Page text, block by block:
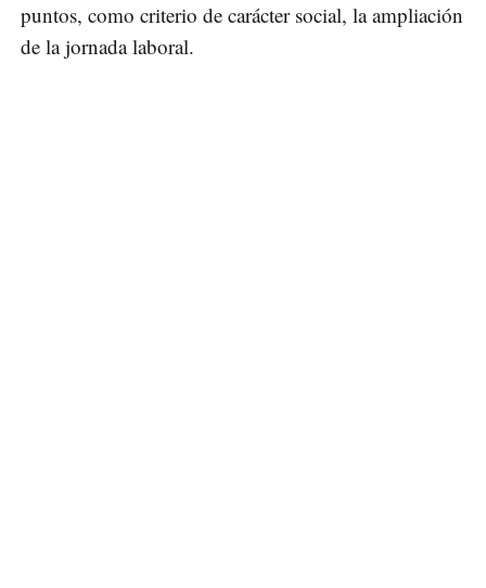
puntos, como criterio de carácter social, la ampliación
de la jornada laboral.